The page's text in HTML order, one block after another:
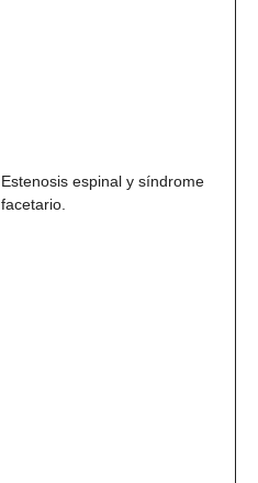
Estenosis espinal y síndrome
facetario.